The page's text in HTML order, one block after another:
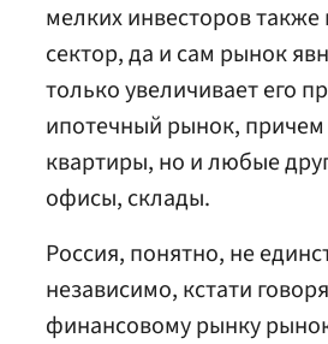
мелких инвесторов также
сектор, да и сам рынок
только увеличивает его
ипотечный рынок, причем
квартиры, но и любые
офисы, склады.
Россия, понятно, не
независимо, кстати
финансовому рынку